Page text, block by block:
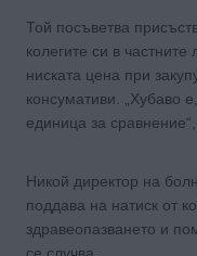
Той посъветва
колегите си в
ниската цена при
консумативи. „Хубаво
единица за
Никой директор на
поддава на натиск от
здравеопазването и
се случва.